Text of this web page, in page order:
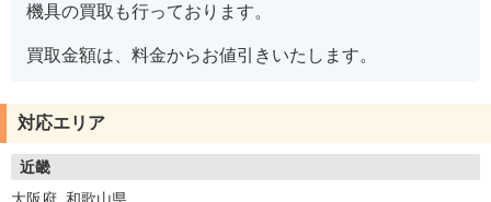
機具の買取も行っております。
買取金額は、料金からお値引きいたします。
対応エリア
近畿